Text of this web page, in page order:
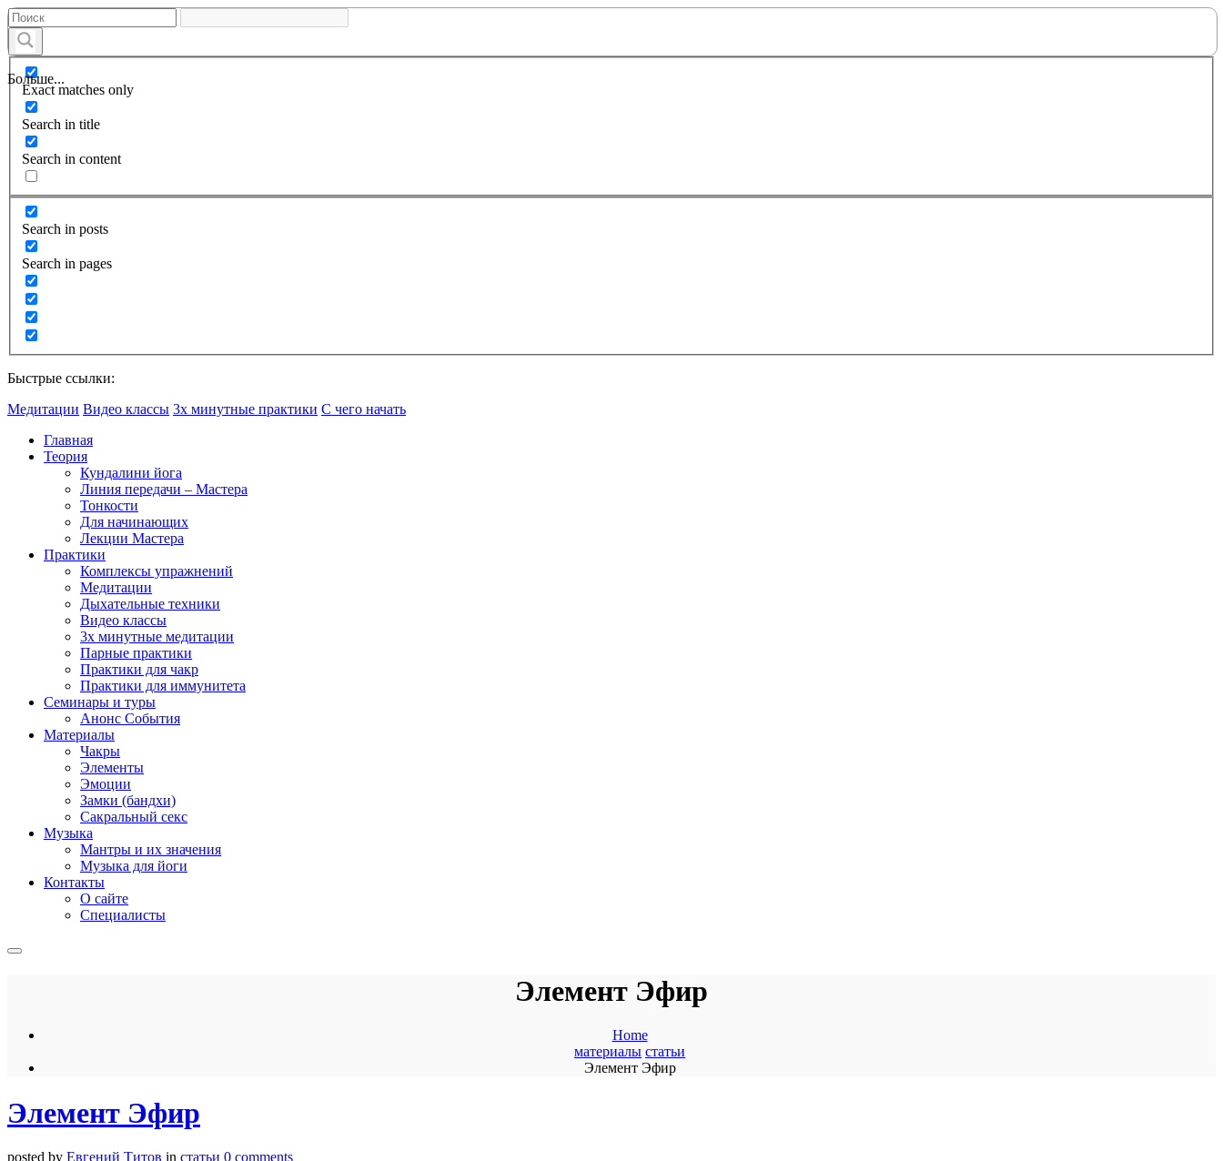
Больше...
Exact matches only
Search in title
Search in content
Search in posts
Search in pages
Быстрые ссылки:
Медитации Видео классы 3х минутные практики С чего начать
Главная
Теория
Кундалини йога
Линия передачи – Мастера
Тонкости
Для начинающих
Лекции Мастера
Практики
Комплексы упражнений
Медитации
Дыхательные техники
Видео классы
3х минутные медитации
Парные практики
Практики для чакр
Практики для иммунитета
Семинары и туры
Анонс События
Материалы
Чакры
Элементы
Эмоции
Замки (бандхи)
Сакральный секс
Музыка
Мантры и их значения
Музыка для йоги
Контакты
О сайте
Специалисты
Элемент Эфир
Home
материалы статьи
Элемент Эфир
Элемент Эфир
posted by Евгений Титов in статьи 0 comments